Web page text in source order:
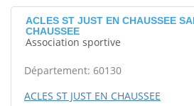
ACLES ST JUST EN CHAUSSEE
CHAUSSEE
Association sportive
Département: 60130
ACLES ST JUST EN CHAUSSEE